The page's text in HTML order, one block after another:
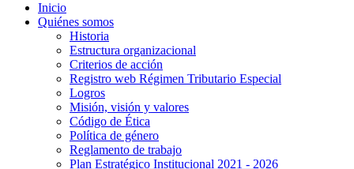
Inicio
Quiénes somos
Historia
Estructura organizacional
Criterios de acción
Registro web Régimen Tributario Especial
Logros
Misión, visión y valores
Código de Ética
Política de género
Reglamento de trabajo
Plan Estratégico Institucional 2021 - 2026